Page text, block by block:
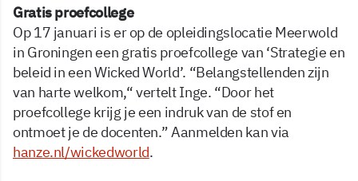
Gratis proefcollege
Op 17 januari is er op de opleidingslocatie Meerwold
in Groningen een gratis proefcollege van ‘Strategie en
beleid in een Wicked World’. “Belangstellenden zijn
van harte welkom,“ vertelt Inge. “Door het
proefcollege krijg je een indruk van de stof en
ontmoet je de docenten.” Aanmelden kan via
hanze.nl/wickedworld.